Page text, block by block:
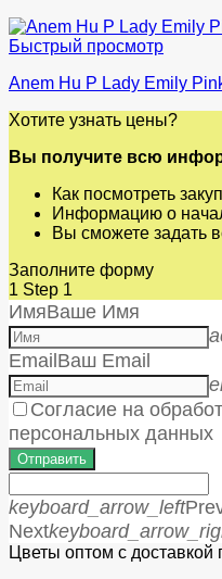
Быстрый просмотр
Anem Hu P Lady Emily
Хотите узнать цены?
Вы получите всю
Как посмотреть
Информацию о
Вы сможете задать
Заполните форму
1 Step 1
ИмяВаше Имя
EmailВаш Email
Согласие на
персональных данных
Отправить
keyboard_arrow_left
Next
Цветы оптом с доставкой